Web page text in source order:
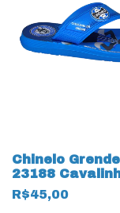
Chinelo
23188
Fantástico
Gremio
R$45,00